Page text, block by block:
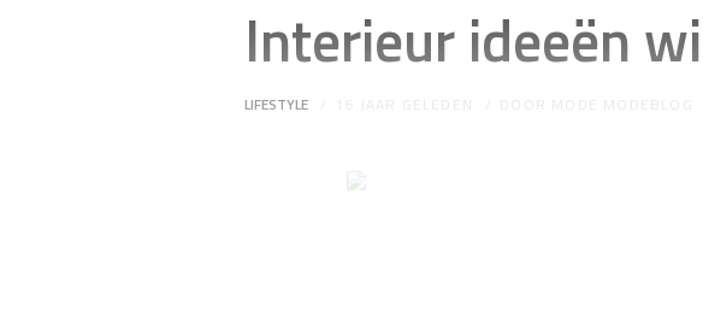
Interieur ideeën
LIFESTYLE 16 JAAR GELEDEN DOOR MODE MODEBLOG